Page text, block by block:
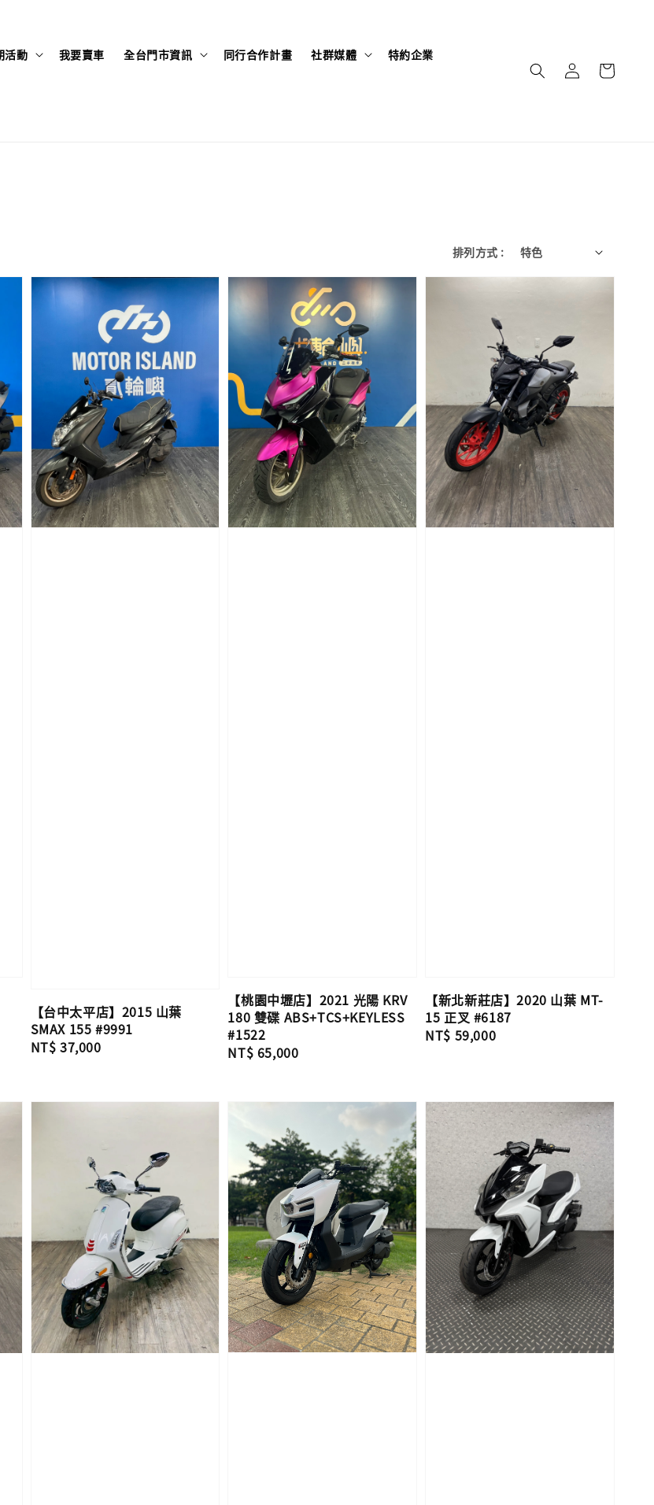
活動 我要賣車 全台門市資訊 同行合作計畫 社群媒體 特約企業
排列方式 :
【台中太平店】2015 山葉
SMAX 155 #9991
Regular
NT$ 37,000
【桃園中壢店】2021 光陽 KRV
180 雙碟 ABS+TCS+KEYLESS
#1522
Regular
NT$ 65,000
【新北新莊店】2020 山葉 MT-
15 正叉 #6187
Regular
NT$ 59,000